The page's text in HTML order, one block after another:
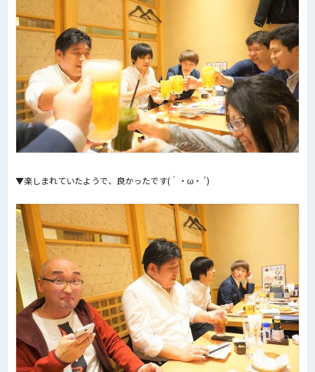
▼楽しまれていたようで、良かったです(｀・ω・´)